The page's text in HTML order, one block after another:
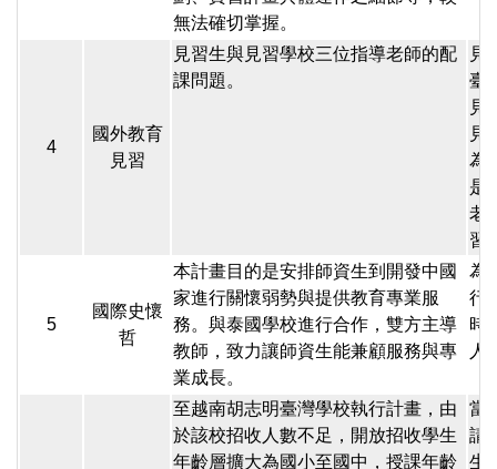
無法確切掌握。
4
國外教育
見習
見習生與見習學校三位指導老師的配
課問題。
見
臺
見
見
為
是
老
習
5
國際史懷
哲
本計畫目的是安排師資生到開發中國
家進行關懷弱勢與提供教育專業服
務。與泰國學校進行合作，雙方主導
教師，致力讓師資生能兼顧服務與專
業成長。
為
行
時
人
至越南胡志明臺灣學校執行計畫，由
於該校招收人數不足，開放招收學生
年齡層擴大為國小至國中，授課年齡
當
請
生